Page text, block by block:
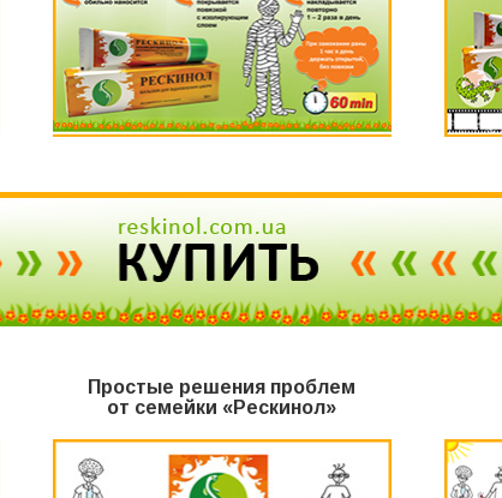
Простые решения проблем
от семейки «Рескинол»